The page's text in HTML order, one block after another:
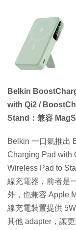
Belkin
with Qi2 /
Stand：兼容
Belkin 一口氣推出
Charging Pad with
Wireless Pad to
線充電器，前者是
外，也兼容 Apple
線充電裝置提供
其他 adapter，讓